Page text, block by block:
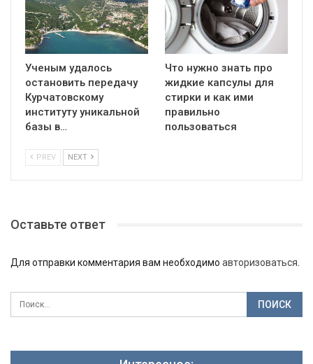
Ученым удалось
остановить передачу
Курчатовскому
институту уникальной
базы в…
Что нужно знать про
жидкие капсулы для
стирки и как ими
правильно
пользоваться
PREV NEXT
Оставьте ответ
Для отправки комментария вам необходимо авторизоваться.